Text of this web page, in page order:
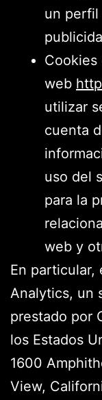
un perfil
Cookies
web
utilizar
cuenta
uso del
para la
web y
En particular,
Analytics, un
prestado por
los Estados
1600
View,